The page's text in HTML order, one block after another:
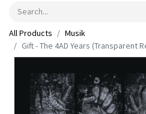
All Products
Musik
Gift - The 4AD Years (Transparent